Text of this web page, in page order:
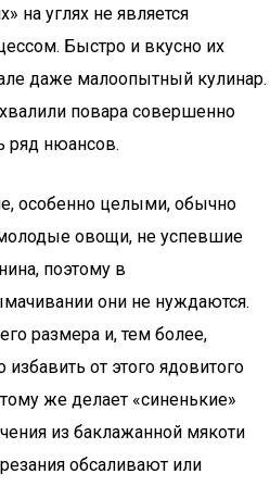
на углях не является
Быстро и вкусно их
даже малоопытный кулинар.
повара совершенно
ряд нюансов.
особенно целыми, обычно
овощи, не успевшие
поэтому в
они не нуждаются.
размера и, тем более,
от этого ядовитого
же делает «синенькие»
из баклажанной мякоти
обсаливают или